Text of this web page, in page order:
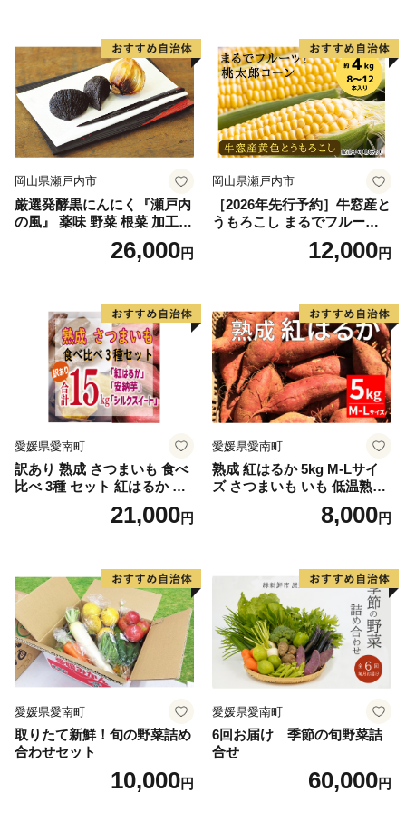
県 高鍋町産 産地直送 有機肥
料使用 高糖度 西森農園
県 高鍋町産 産地直送 有機肥
料使用 高糖度 西森農園
岡山県瀬戸内市
厳選発酵黒にんにく『瀬戸内
の風』 薬味 野菜 根菜 加工食
26,000円
岡山県瀬戸内市
［2026年先行予約］牛窓産と
うもろこし まるでフルー
ツ！最高糖度25度超え 生で
甘い、茹でて美味い！ 黄色
野菜
12,000円
愛媛県愛南町
訳あり 熟成 さつまいも 食べ
比べ 3種 セット 紅はるか 安
納芋 シルクスイート 合計 15
kg サイズ混合 サツマイモ 焼
芋 ほしいも スイートポテト
いも天 サイズミックス 甘い
ねっとり 生芋 新芋 あんのう
いも 甘藷 べにはるか スイー
ツ 国産 糖度 産地直送 農家直
送 数量限定 21000円 愛媛 愛
南 ミッチーのおみかん畑
21,000円
愛媛県愛南町
熟成 紅はるか 5kg M-Lサイ
ズ さつまいも いも 低温熟成
完全熟成収穫 甘い 糖度 焼き
芋 やきいも スイートポテト
8,000円
愛媛県愛南町
取りたて新鮮！旬の野菜詰め
合わせセット
10,000円
愛媛県愛南町
6回お届け 季節の旬野菜詰
合せ
60,000円